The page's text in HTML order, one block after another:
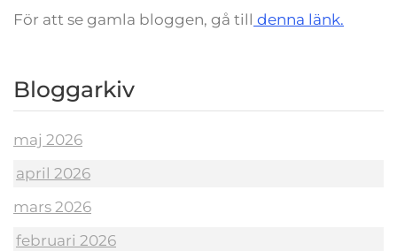
För att se gamla bloggen, gå till denna länk.
Bloggarkiv
maj 2026
april 2026
mars 2026
februari 2026